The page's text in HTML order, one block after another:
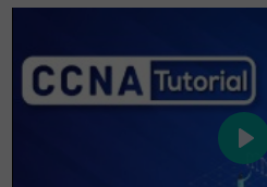
Play